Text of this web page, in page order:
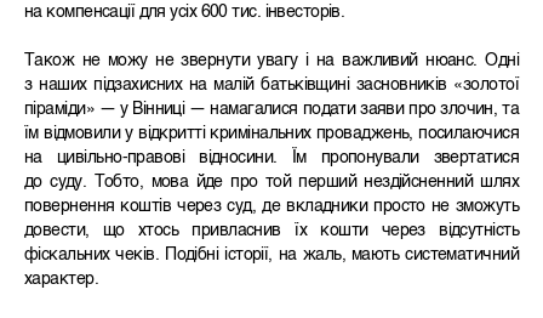
на компенсації для усіх 600 тис. інвесторів.
Також не можу не звернути увагу і на важливий нюанс. Одні
з наших підзахисних на малій батьківщині засновників «золотої
піраміди» — у Вінниці — намагалися подати заяви про злочин, та
їм відмовили у відкритті кримінальних проваджень, посилаючися
на цивільно-правові відносини. Їм пропонували звертатися
до суду. Тобто, мова йде про той перший нездійсненний шлях
повернення коштів через суд, де вкладники просто не зможуть
довести, що хтось привласнив їх кошти через відсутність
фіскальних чеків. Подібні історії, на жаль, мають систематичний
характер.